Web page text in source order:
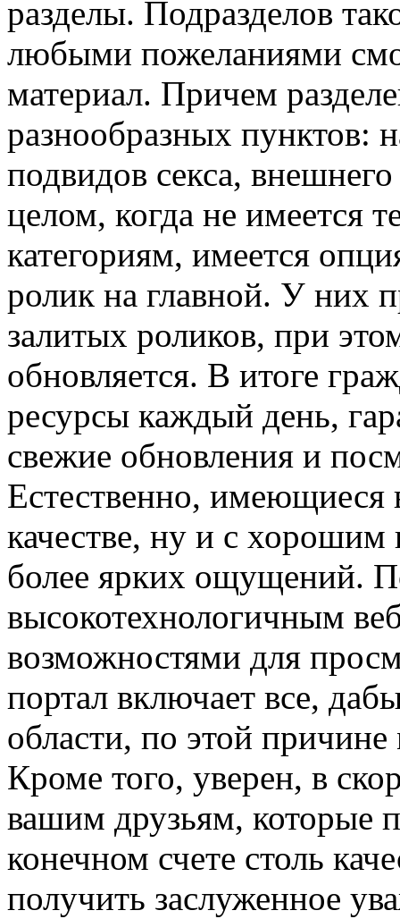
разделы. Подразделов
любыми пожеланиями
материал. Причем
разнообразных пунктов:
подвидов секса,
целом, когда не имеется
категориям, имеется
ролик на главной. У них
залитых роликов, при
обновляется. В итоге
ресурсы каждый день,
свежие обновления и
Естественно, имеющиеся
качестве, ну и с хорошим
более ярких ощущений.
высокотехнологичным
возможностями для
портал включает все,
области, по этой
Кроме того, уверен, в
вашим друзьям, которые
конечном счете столь
получить заслуженное